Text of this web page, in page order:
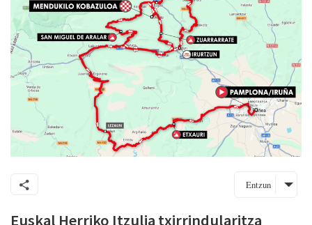
Entzun
Euskal Herriko Itzulia txirrindularitza